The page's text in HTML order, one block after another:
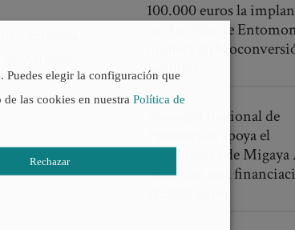
empresa
Asturias,
100.000 euros la
en Asturias de
pionera en
residuos
Sociedad Regional de
Promoción apoya el
crecimiento de
Sano con una
Puedes elegir la configuración que
las cookies en nuestra Política de
Rechazar